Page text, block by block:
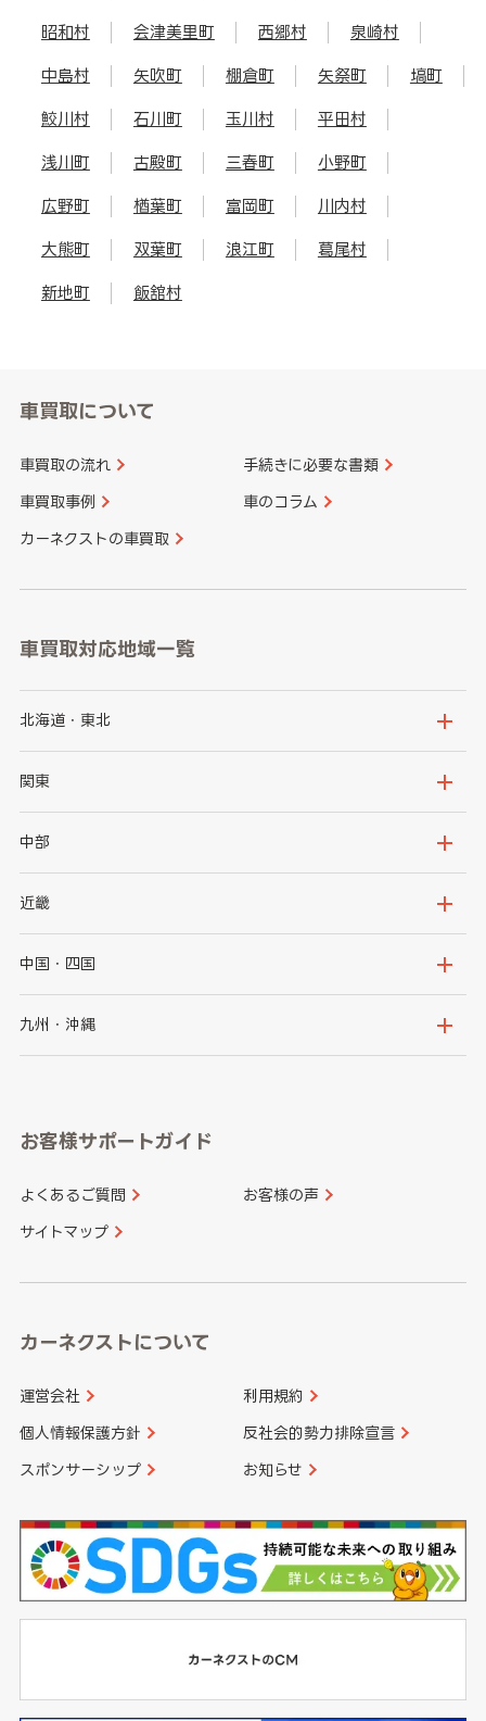
昭和村 会津美里町 西郷村 泉崎村
中島村 矢吹町 棚倉町 矢祭町 塙町
鮫川村 石川町 玉川村 平田村
浅川町 古殿町 三春町 小野町
広野町 楢葉町 富岡町 川内村
大熊町 双葉町 浪江町 葛尾村
新地町 飯舘村
車買取について
車買取の流れ 手続きに必要な書類
車買取事例 車のコラム
カーネクストの車買取
車買取対応地域一覧
北海道・東北
北海道
岩手県
秋田県
関東
茨城県
群馬県
千葉県
神奈川県
中部
新潟県
石川県
山梨県
愛知県
近畿
大阪府
京都府
和歌山県
中国・四国
鳥取県
山口県
香川県 愛媛県
九州・沖縄
長崎県
大分県 宮崎県
お客様サポートガイド
よくあるご質問 お客様の声
サイトマップ
カーネクストについて
運営会社 利用規約
個人情報保護方針 反社会的勢力排除宣言
スポンサーシップ お知らせ